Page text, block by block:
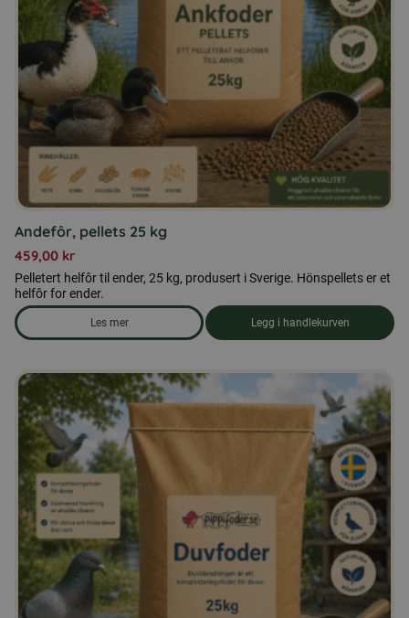
Andefôr, pellets 25 kg
459,00 kr
Pelletert helfôr til ender, 25 kg, produsert i Sverige. Hönspellets er et
helfôr for ender.
Les mer
om produkten Andefôr, pellets 25 kg
Legg i handlekurven